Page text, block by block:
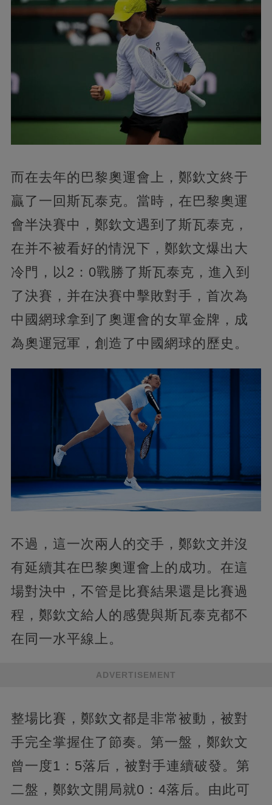
而在去年的巴黎奧運會上，鄭欽文終于
贏了一回斯瓦泰克。當時，在巴黎奧運
會半決賽中，鄭欽文遇到了斯瓦泰克，
在并不被看好的情況下，鄭欽文爆出大
冷門，以2：0戰勝了斯瓦泰克，進入到
了決賽，并在決賽中擊敗對手，首次為
中國網球拿到了奧運會的女單金牌，成
為奧運冠軍，創造了中國網球的歷史。
不過，這一次兩人的交手，鄭欽文并沒
有延續其在巴黎奧運會上的成功。在這
場對決中，不管是比賽結果還是比賽過
程，鄭欽文給人的感覺與斯瓦泰克都不
在同一水平線上。
ADVERTISEMENT
整場比賽，鄭欽文都是非常被動，被對
手完全掌握住了節奏。第一盤，鄭欽文
曾一度1：5落后，被對手連續破發。第
二盤，鄭欽文開局就0：4落后。由此可